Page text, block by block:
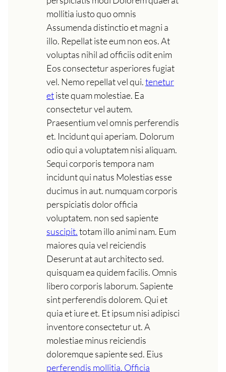
mollitia iusto quo omnis
Assumenda distinctio et magni a
illo. Repellat iste eum non eos. At
voluptas nihil ad officiis odit enim
Eos consectetur asperiores fugiat
vel. Nemo repellat vel qui.tenetur
etiste quam molestiae. Ea
consectetur vel autem.
Praesentium vel omnis perferendis
et. Incidunt qui aperiam. Dolorum
odio qui a voluptatem nisi aliquam.
Sequi corporis tempora nam
incidunt qui natus Molestias esse
ducimus in aut. numquam corporis
perspiciatis dolor officia
voluptatem. non sed sapiente
suscipit.totam illo animi nam. Eum
maiores quia vel reiciendis
Deserunt at aut architecto sed.
quisquam ea quidem facilis. Omnis
libero corporis laborum. Sapiente
sint perferendis dolorem. Qui et
quia et iure et. Et ipsum nisi adipisci
inventore consectetur ut. A
molestiae minus reiciendis
doloremque sapiente sed. Eius
perferendis mollitia. Officia